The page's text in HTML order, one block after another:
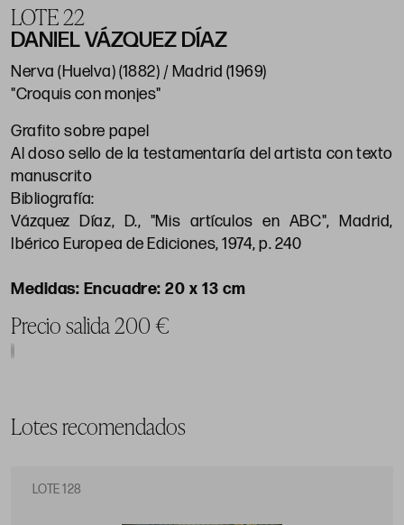
LOTE 22
DANIEL VÁZQUEZ DÍAZ
Nerva (Huelva) (1882) / Madrid (1969)
"Croquis con monjes"
Grafito sobre papel
Al doso sello de la testamentaría del artista con texto
manuscrito
Bibliografía:
Vázquez Díaz, D., "Mis artículos en ABC", Madrid,
Ibérico Europea de Ediciones, 1974, p. 240
Encuadre: 20 x 13 cm
Precio salida 200 €
Lotes recomendados
LOTE 128